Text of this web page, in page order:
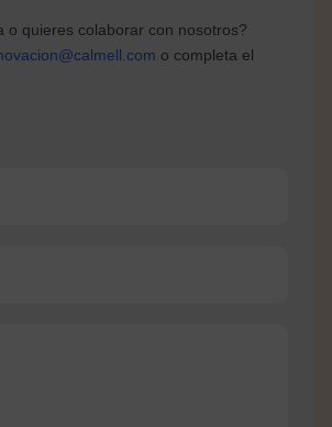
o quieres colaborar con nosotros?
o completa el